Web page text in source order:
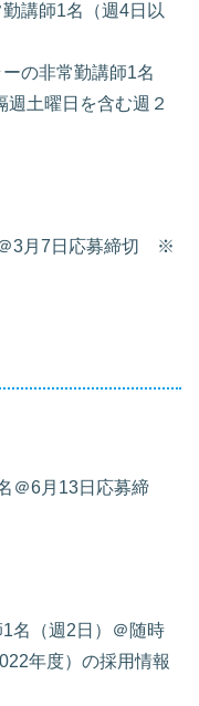
講師1名（週4日以
の非常勤講師1名
土曜日を含む週２
3月7日応募締切 ※
＠6月13日応募締
名（週2日）＠随時
年度）の採用情報